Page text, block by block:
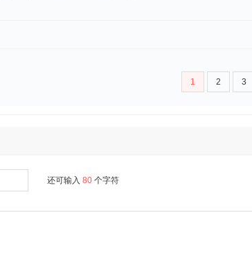
1 2 3
还可输入80 个字符